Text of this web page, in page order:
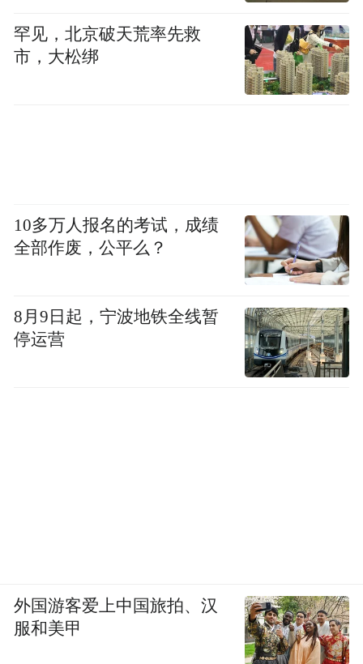
征程万里风正劲，履职为民不停歇。这场扎
根中原的火热履职实践还在继续，代表们会
“特别声明：以上作品内容(包括在内的视频、图片或音
频)为凤凰网旗下自媒体平台“大风号”用户上传并发
Notice: The content above (including the videos,
pictures and audios if any) is uploaded and posted
by the user of Dafeng Hao, which is a social media
platform and merely provides information storage
罕见，北京破天荒率先救
市，大松绑
10多万人报名的考试，成绩
全部作废，公平么？
8月9日起，宁波地铁全线暂
停运营
外国游客爱上中国旅拍、汉
服和美甲